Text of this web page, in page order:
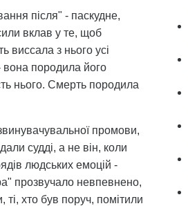
після" - паскудне,
вклав у те, щоб
виссала з нього усі
породила його
нього. Смерть породила
промови,
судді, а не він, коли
людських емоцій -
прозвучало невпевнено,
хто був поруч, помітили